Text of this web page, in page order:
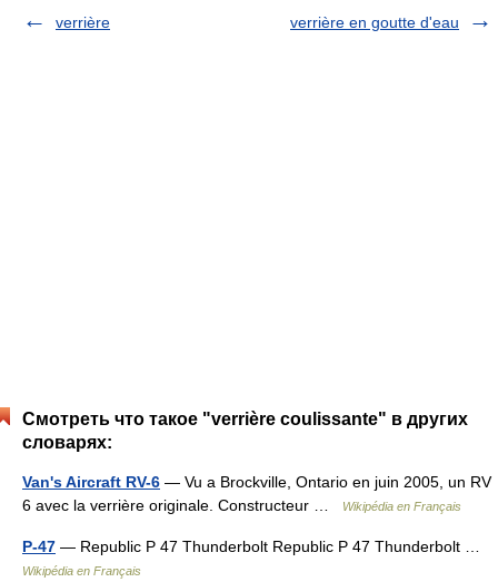
verrière
verrière en goutte d'eau
Смотреть что такое "verrière coulissante" в других
словарях:
Van's Aircraft RV-6 — Vu a Brockville, Ontario en juin 2005, un RV
6 avec la verrière originale. Constructeur …
Wikipédia en Français
P-47 — Republic P 47 Thunderbolt Republic P 47 Thunderbolt …
Wikipédia en Français